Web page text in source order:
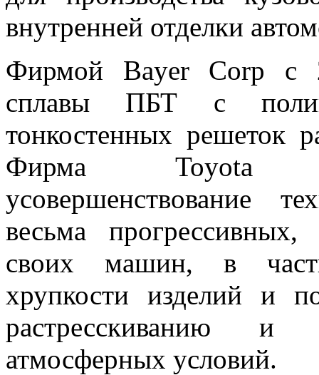
внутренней отделки
Фирмой Bayer Corp с
сплавы ПБТ с
тонкостенных решеток
Фирма Toyota
усовершенствование
весьма
своих машин, в
хрупкости изделий и
растресскиванию и
атмосферных условий.